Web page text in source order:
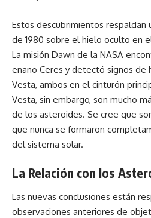
Estos descubrimientos respaldan
de 1980 sobre el hielo oculto en
La misión Dawn de la NASA
enano Ceres y detectó signos de
Vesta, ambos en el cinturón
Vesta, sin embargo, son mucho
de los asteroides. Se cree que
que nunca se formaron
del sistema solar.
La Relación con los
Las nuevas conclusiones están
observaciones anteriores de